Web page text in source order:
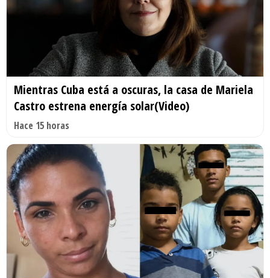
Mientras Cuba está a oscuras, la casa de Mariela
Castro estrena energía solar(Video)
Hace 15 horas